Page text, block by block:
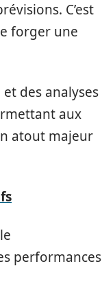
C’est
forger une
des analyses
aux
atout majeur
performances